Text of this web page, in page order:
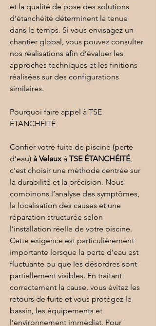
et la qualité de pose des solutions
d’étanchéité déterminent la tenue
dans le temps. Si vous envisagez un
chantier global, vous pouvez consulter
nos réalisations afin d’évaluer les
approches techniques et les finitions
réalisées sur des configurations
similaires.
Pourquoi faire appel à TSE
ÉTANCHÉITÉ
Confier votre fuite de piscine (perte
d’eau) à Velaux à TSE ÉTANCHÉITÉ,
c’est choisir une méthode centrée sur
la durabilité et la précision. Nous
combinons l’analyse des symptômes,
la localisation des causes et une
réparation structurée selon
l’installation réelle de votre piscine.
Cette exigence est particulièrement
importante lorsque la perte d’eau est
fluctuante ou que les désordres sont
partiellement visibles. En traitant
correctement la cause, vous évitez les
retours de fuite et vous protégez le
bassin, les équipements et
l’environnement immédiat. Pour